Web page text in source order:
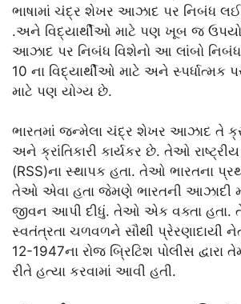
ભાષામાં ચંદ્ર શેખર આઝાદ પર નિબંધ
.અને વિદ્યાર્થીઓ માટે પણ ખૂબ જ
આઝાદ પર નિબંધ વિશેનો આ લાંબો
10 ના વિદ્યાર્થીઓ માટે અને સ્પર્ધાત્મક
માટે પણ યોગ્ય છે.
ભારતમાં જન્મેલા ચંદ્ર શેખર આઝાદ તે
અને ક્રાંતિકારી કાર્યકર છે. તેઓ
(RSS)ના સ્થાપક હતા. તેઓ ભારતના
તેઓ એવા હતા જેમણે ભારતની આઝાદી
જીવન આપી દીધું. તેઓ એક વક્તા હતા.
સ્વતંત્રતા ચળવળને સૌથી પ્રેરણાદાયી
12-1947ના રોજ બ્રિટિશ પોલીસ દ્વારા
રીતે હત્યા કરવામાં આવી હતી.